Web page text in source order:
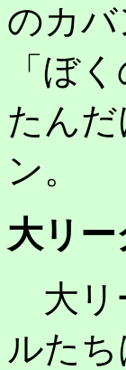
のカ
「ぼ
たん
ン。
大リ
大リ
ルた